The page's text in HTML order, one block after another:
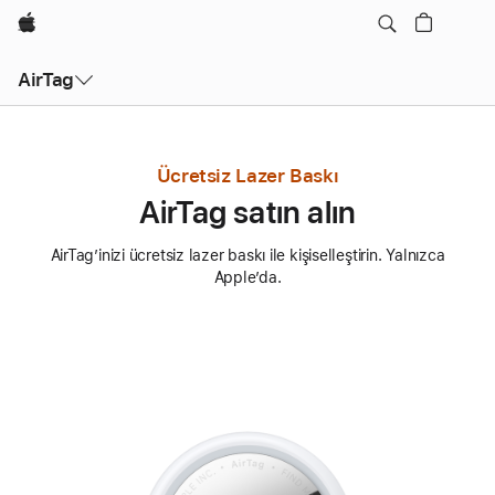
wzlhp
AirTag
Ücretsiz Lazer Baskı
AirTag satın alın
AirTag’inizi ücretsiz lazer baskı ile kişiselleştirin. Yalnızca
Apple’da.